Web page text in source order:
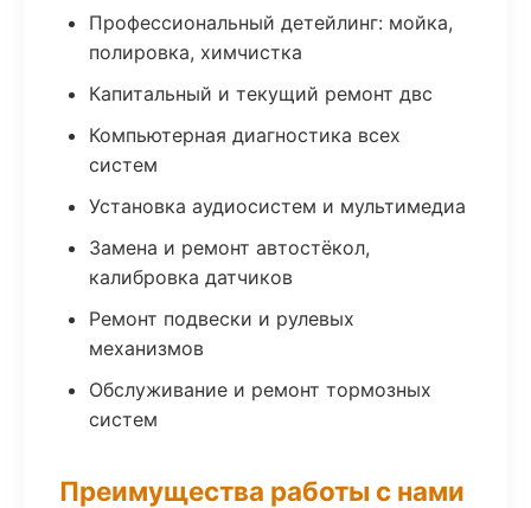
Профессиональный детейлинг: мойка,
полировка, химчистка
Капитальный и текущий ремонт двс
Компьютерная диагностика всех
систем
Установка аудиосистем и мультимедиа
Замена и ремонт автостёкол,
калибровка датчиков
Ремонт подвески и рулевых
механизмов
Обслуживание и ремонт тормозных
систем
Преимущества работы с нами